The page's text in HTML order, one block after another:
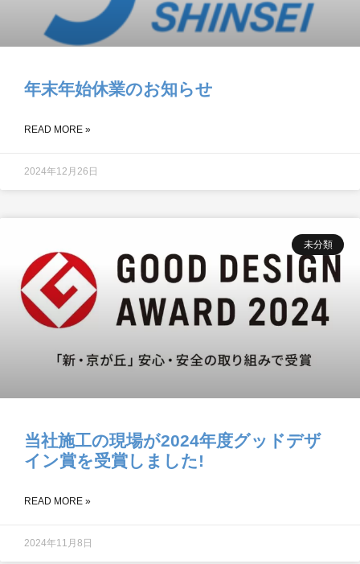
年末年始休業のお知らせ
READ MORE »
2024年12月26日
未分類
当社施工の現場が2024年度グッドデザ
イン賞を受賞しました!
READ MORE »
2024年11月8日